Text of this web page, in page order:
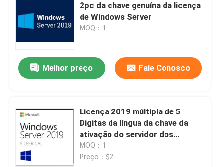
Produtos
Vídeos
2pc da chave genuína da licença
de Windows Server
MOQ：1
Melhor preço Fale Conosco
Licença 2019 múltipla de 5
Digitas da língua da chave da
ativação do servidor dos
usuários
MOQ：1
Preço：$2